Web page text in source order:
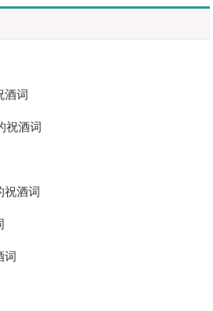
酒词
祝酒词
祝酒词
词